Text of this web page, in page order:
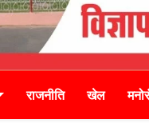
राजनीति खेल